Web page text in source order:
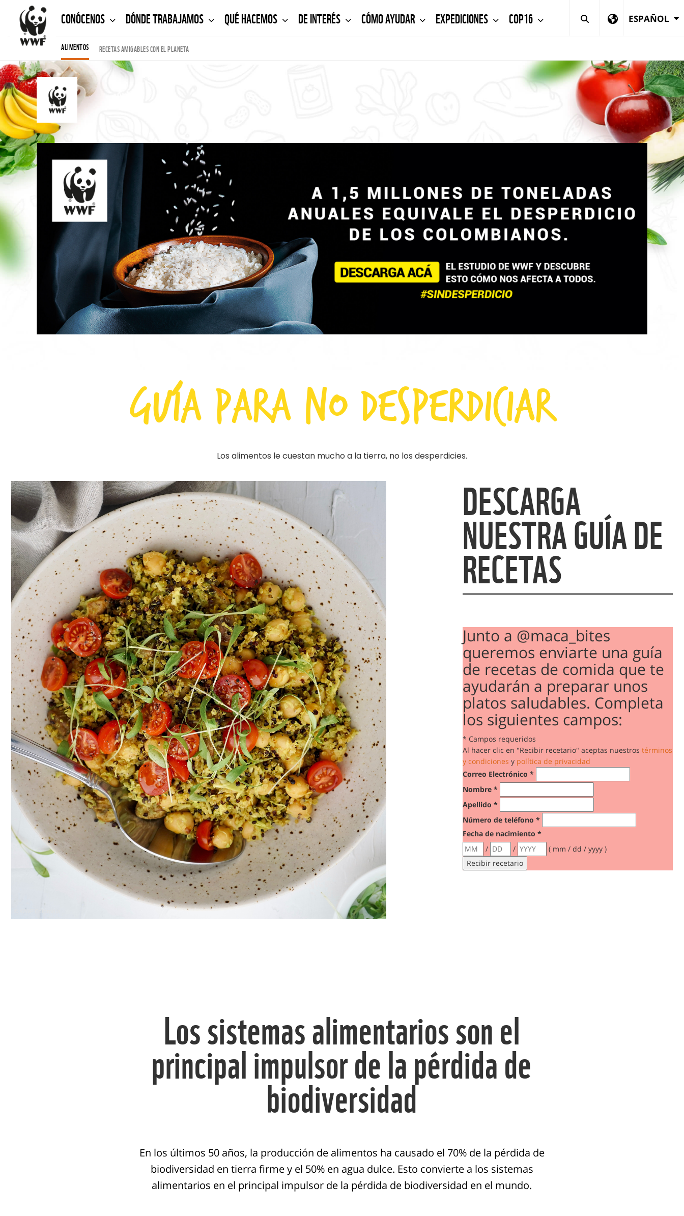
CONÓCENOS DÓNDE TRABAJAMOS QUÉ HACEMOS DE INTERÉS CÓMO AYUDAR EXPEDICIONES COP16 ESPAÑOL
ALIMENTOS RECETAS AMIGABLES CON EL PLANETA
© WWF Colombia
DESCARGA
NUESTRA GUÍA DE
RECETAS
Junto a @maca_bites
queremos enviarte una guía
de recetas de comida que te
ayudarán a preparar unos
platos saludables. Completa
los siguientes campos:
* Campos requeridos
Al hacer clic en "Recibir recetario" aceptas nuestros términos
y condiciones y política de privacidad
Correo Electrónico *
Nombre *
Apellido *
Número de teléfono *
Fecha de nacimiento *
/
/ ( mm / dd / yyyy )
Los sistemas alimentarios son el
principal impulsor de la pérdida de
biodiversidad
En los últimos 50 años, la producción de alimentos ha causado el 70% de la pérdida de
biodiversidad en tierra firme y el 50% en agua dulce. Esto convierte a los sistemas
alimentarios en el principal impulsor de la pérdida de biodiversidad en el mundo.